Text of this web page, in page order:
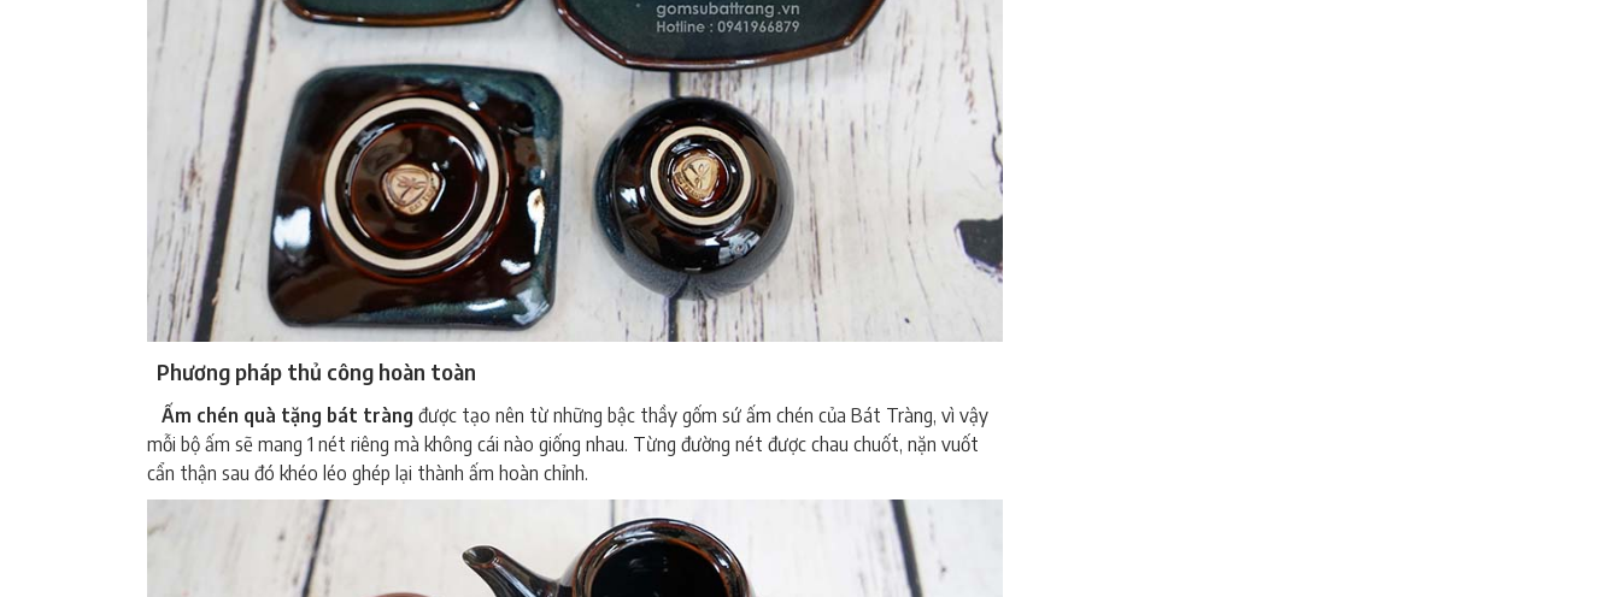
Phương pháp thủ công hoàn toàn
Ấm chén quà tặng bát tràng được tạo nên từ những bậc thầy gốm sứ ấm chén của Bát Tràng, vì vậy
mỗi bộ ấm sẽ mang 1 nét riêng mà không cái nào giống nhau. Từng đường nét được chau chuốt, nặn vuốt
cẩn thận sau đó khéo léo ghép lại thành ấm hoàn chỉnh.